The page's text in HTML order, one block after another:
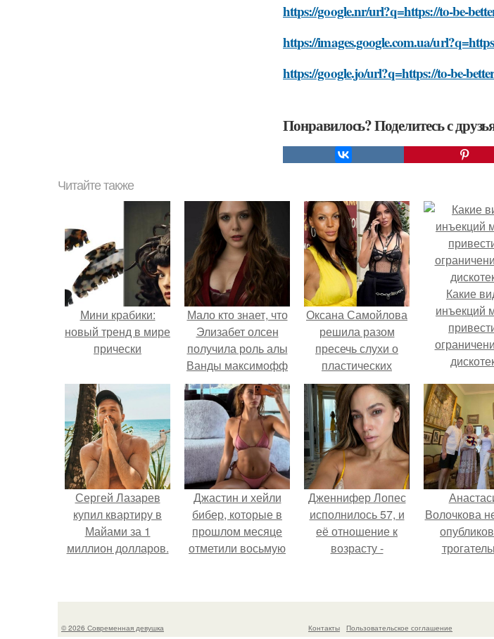
https://google.nr/url?q=https://to-be-
https://images.google.com.ua/
https://google.jo/url?q=https://to-be-
Понравилось? Поделитесь с
Читайте также
Мини крабики:
новый тренд в мире
прически
Мало кто знает, что
Элизабет олсен
получила роль алы
Ванды максимофф
не сразу.
Оксана Самойлова
решила разом
пресечь слухи о
пластических
операциях и
публично
прояснила
ситуацию.
Какие
инъекций
Сергей Лазарев
купил квартиру в
Майами за 1
миллион долларов.
Джастин и хейли
бибер, которые в
прошлом месяце
отметили восьмую
новые фото с
Дженнифер Лопес
исполнилось 57, и
её отношение к
возрасту -
уверенности: "не
отлично выгляжу
Волочкова
которой
© 2026 Современная девушка Контакты Пользовательское соглашение